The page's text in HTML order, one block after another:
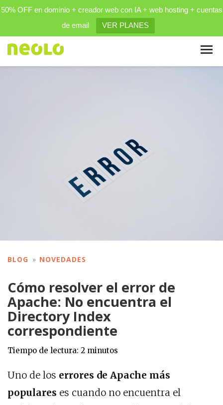
50% OFF en dominio + creador web con IA + web hosting + cuentas
de email
VER PLANES
BLOG NOVEDADES
Cómo resolver el error de
Apache: No encuentra el
Directory Index
correspondiente
Tiempo de lectura: 2 minutos
Uno de los errores de Apache más
populares es cuando no encuentra el